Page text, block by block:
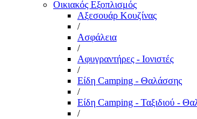
Οικιακός Εξοπλισμός
Αξεσουάρ Κουζίνας
/
Ασφάλεια
/
Αφυγραντήρες - Ιονιστές
/
Είδη Camping - Θαλάσσης
/
Είδη Camping - Ταξιδιού -
/